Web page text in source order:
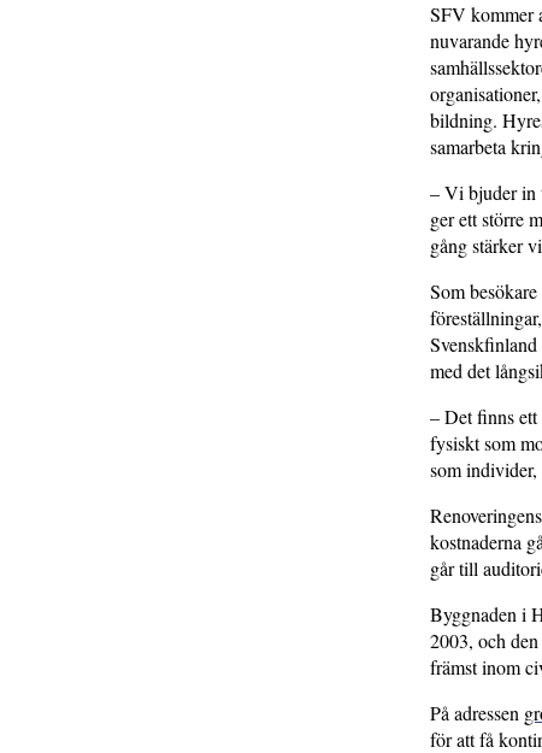
SFV kommer
nuvarande
bildning.
samarbeta
– Vi bjuder in
ger ett större
gång stärker
Som
med det
– Det finns ett
fysiskt som
som individer,
kostnaderna
går till
Byggnaden i
2003, och
främst inom
På adressen
för att få